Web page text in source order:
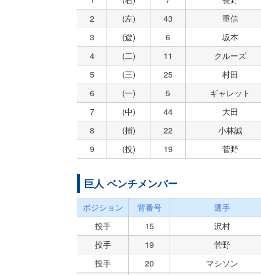
2
(左) 43
重信
3
(遊) 6
坂本
4
(二) 11
クルーズ
5
(三) 25
村田
6
(一) 5
ギャレット
7
(中) 44
大田
8
(捕) 22
小林誠
9
(投) 19 菅野
巨人 ベンチメンバー
ポジション 背番号
選手
投手
15
沢村
投手
19
菅野
投手
20
マシソン